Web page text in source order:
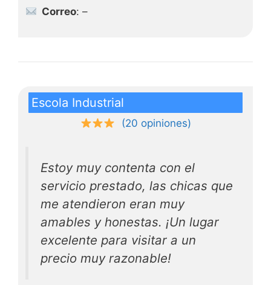
Correo: –
Escola Industrial
(20 opiniones)
Estoy muy contenta con el
servicio prestado, las chicas que
me atendieron eran muy
amables y honestas. ¡Un lugar
excelente para visitar a un
precio muy razonable!